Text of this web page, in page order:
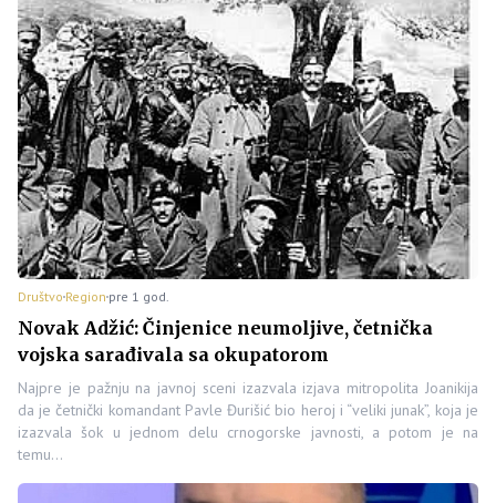
Društvo Region pre 1 god.
Novak Adžić: Činjenice neumoljive, četnička
vojska sarađivala sa okupatorom
Najpre je pažnju na javnoj sceni izazvala izjava mitropolita Joanikija
da je četnički komandant Pavle Đurišić bio heroj i “veliki junak”, koja je
izazvala šok u jednom delu crnogorske javnosti, a potom je na
temu…